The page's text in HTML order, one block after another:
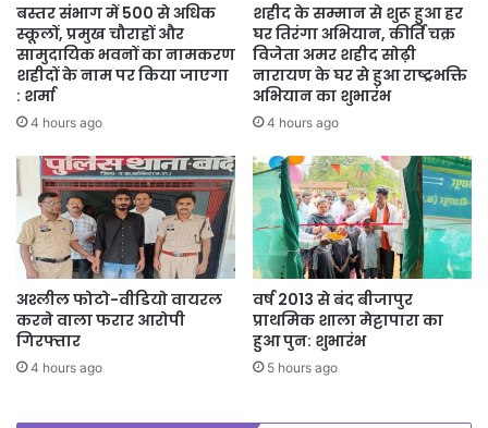
बस्तर संभाग में 500 से अधिक
स्कूलों, प्रमुख चौराहों और
सामुदायिक भवनों का नामकरण
शहीदों के नाम पर किया जाएगा
: शर्मा
4 hours ago
शहीद के सम्मान से शुरू हुआ हर
घर तिरंगा अभियान, कीर्ति चक्र
विजेता अमर शहीद सोढ़ी
नारायण के घर से हुआ राष्ट्रभक्ति
अभियान का शुभारंभ
4 hours ago
अश्लील फोटो-वीडियो वायरल
करने वाला फरार आरोपी
गिरफ्तार
4 hours ago
वर्ष 2013 से बंद बीजापुर
प्राथमिक शाला मेट्टापारा का
हुआ पुन: शुभारंभ
5 hours ago